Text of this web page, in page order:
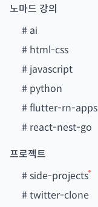
노마드 강의
# ai
# html-css
# javascript
# python
#flutter-rn-apps
# react-nest-go
프로젝트
#side-projects
#twitter-clone